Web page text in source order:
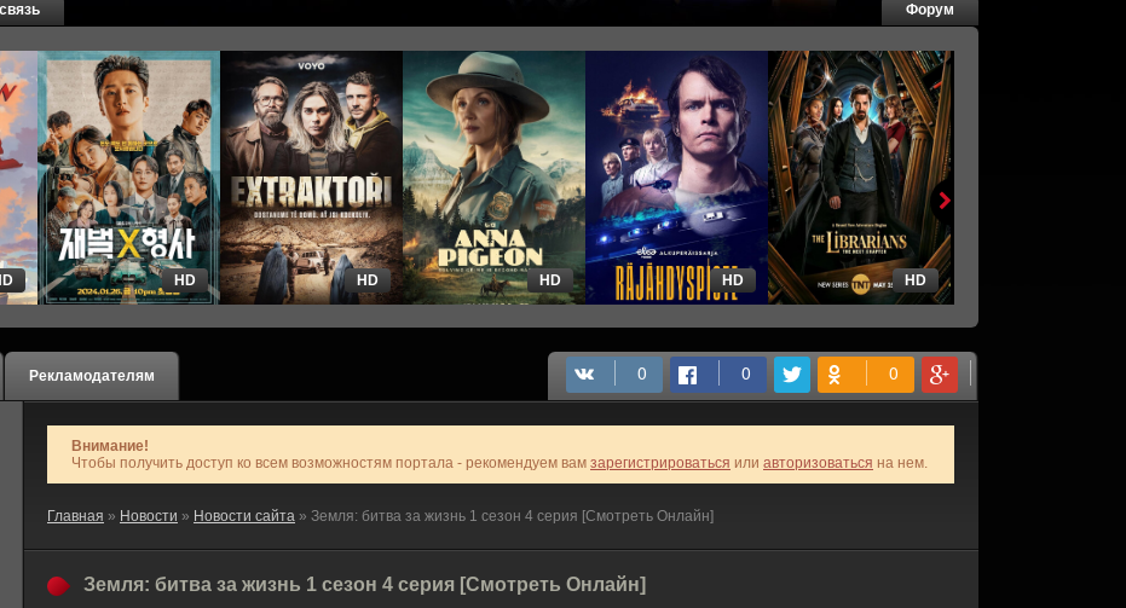
Форум
HD HD HD HD HD
Рекламодателям
Внимание!
Чтобы получить доступ ко всем возможностям портала - рекомендуем вам зарегистрироваться или авторизоваться на нем.
Главная » Новости » Новости сайта » Земля: битва за жизнь 1 сезон 4 серия [Смотреть Онлайн]
Земля: битва за жизнь 1 сезон 4 серия [Смотреть Онлайн]